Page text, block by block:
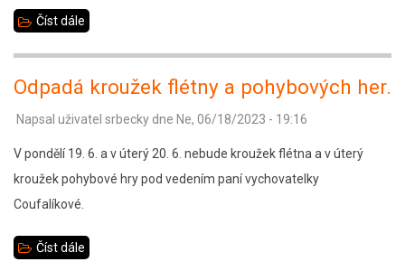
Číst dále
vernisáž
Odpadá kroužek flétny a pohybových her.
Napsal uživatel srbecky dne Ne, 06/18/2023 - 19:16
V pondělí 19. 6. a v úterý 20. 6. nebude kroužek flétna a v úterý
kroužek pohybové hry pod vedením paní vychovatelky
Coufalíkové.
Číst dále